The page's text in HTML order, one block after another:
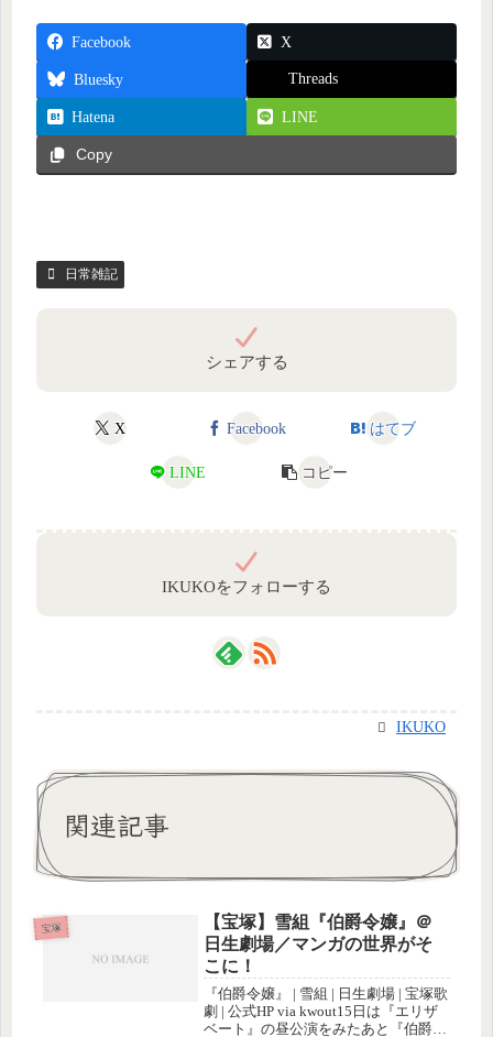
Facebook X
Bluesky Threads
Hatena LINE
Copy
日常雑記
シェアする
X Facebook はてブ
LINE コピー
IKUKOをフォローする
IKUKO
関連記事
宝塚
【宝塚】雪組『伯爵令嬢』＠
日生劇場／マンガの世界がそ
こに！
『伯爵令嬢』 | 雪組 | 日生劇場 | 宝塚歌
劇 | 公式HP via kwout15日は『エリザ
ベート』の昼公演をみたあと『伯爵令